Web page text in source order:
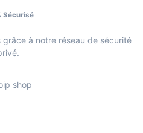
Sécurisé
à notre réseau de sécurité